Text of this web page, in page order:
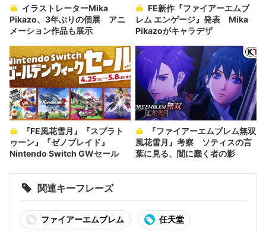
Pikazo、3年ぶりの個展 アニ
メーション作品も展示
レム エンゲージ』発表 Mika
Pikazoがキャラデザ
ゥーン』『ゼノブレイド』
Nintendo Switch GWセール
風花雪月』考察 ソティスの言
葉に見る、闇に蠢く者の影
関連キーフレーズ
ファイアーエムブレム 任天堂